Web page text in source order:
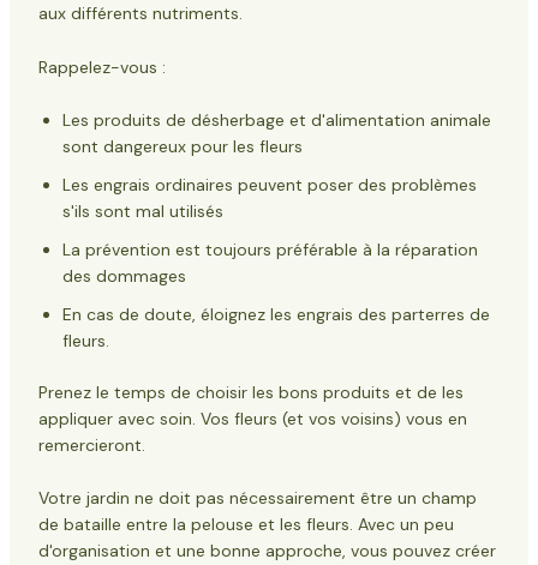
aux différents nutriments.
Rappelez-vous :
Les produits de désherbage et d'alimentation animale
sont dangereux pour les fleurs
Les engrais ordinaires peuvent poser des problèmes
s'ils sont mal utilisés
La prévention est toujours préférable à la réparation
des dommages
En cas de doute, éloignez les engrais des parterres de
fleurs.
Prenez le temps de choisir les bons produits et de les
appliquer avec soin. Vos fleurs (et vos voisins) vous en
remercieront.
Votre jardin ne doit pas nécessairement être un champ
de bataille entre la pelouse et les fleurs. Avec un peu
d'organisation et une bonne approche, vous pouvez créer